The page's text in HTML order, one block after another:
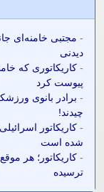
- مجتبی خامنه‌ای
دیدنی
- کاریکاتوری که
پیوست کرد
- برادر بانوی
چیدند!
- کاریکاتور
شده است
- کاریکاتور؛ هر
ترسیده